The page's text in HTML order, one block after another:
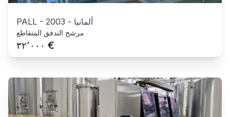
PALL - 2003 - ألمانيا
مرشح التدفق المتقاطع
٣٢٬٠٠٠ €